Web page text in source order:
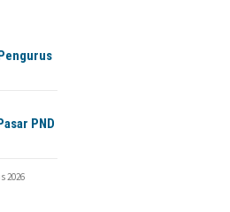
PND
2026